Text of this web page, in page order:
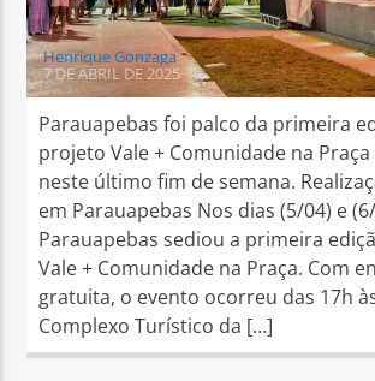
Henrique Gonzaga
7 DE ABRIL DE 2025
Parauapebas foi palco da primeira
projeto Vale + Comunidade na
neste último fim de semana.
em Parauapebas Nos dias (5/04) e
Parauapebas sediou a primeira
Vale + Comunidade na Praça. Com
gratuita, o evento ocorreu das 17h
Complexo Turístico da […]